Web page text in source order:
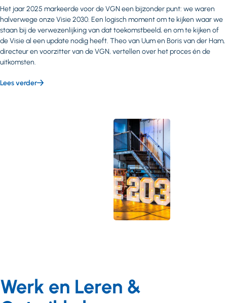
Het jaar 2025 markeerde voor de VGN een bijzonder punt: we waren
halverwege onze Visie 2030. Een logisch moment om te kijken waar we
staan bij de verwezenlijking van dat toekomstbeeld, en om te kijken of
de Visie al een update nodig heeft. Theo van Uum en Boris van der Ham,
directeur en voorzitter van de VGN, vertellen over het proces én de
uitkomsten.
Lees verder
Werk en Leren &